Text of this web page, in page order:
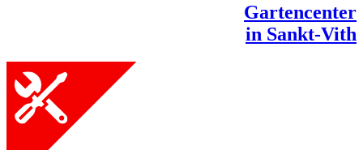
Gartencenter
in Sankt-Vith